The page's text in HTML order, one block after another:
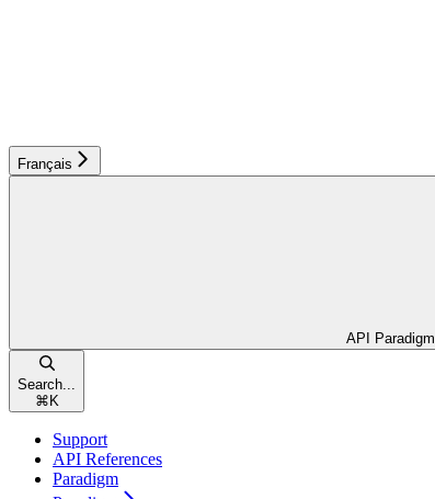
Français
API Paradigm
Search...
⌘ K
Support
API References
Paradigm